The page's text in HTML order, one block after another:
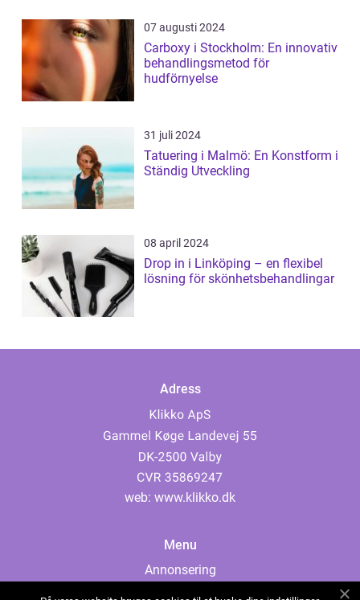
07 augusti 2024
Carboxy i Stockholm: En innovativ
behandlingsmetod för
hudförnyelse
31 juli 2024
Tatuering i Malmö: En Konstform i
Ständig Utveckling
08 april 2024
Drop in i Linköping – en flexibel
lösning för skönhetsbehandlingar
Adress
web: www.klikko.dk
Menu
Annonsering